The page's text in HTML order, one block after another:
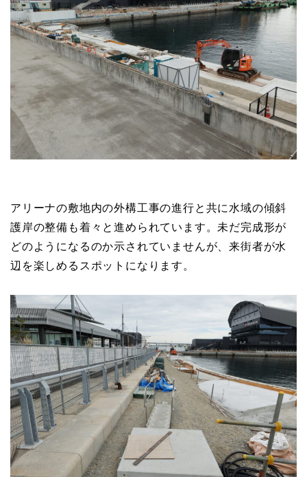
アリーナの敷地内の外構工事の進行と共に水域の傾斜
護岸の整備も着々と進められています。未だ完成形が
どのようになるのか示されていませんが、来街者が水
辺を楽しめるスポットになります。